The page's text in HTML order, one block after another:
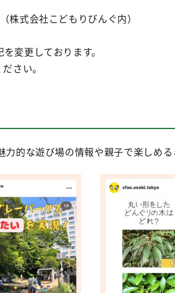
株式会社こどもりびんぐ内）
変更しております。
さい。
的な遊び場の情報や親子で楽しめる